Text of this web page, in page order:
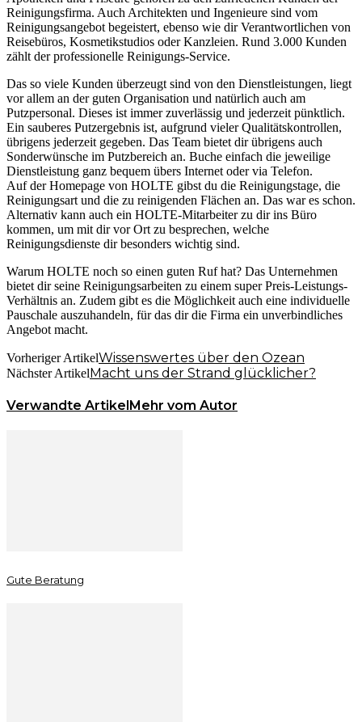
Reinigungsfirma. Auch Architekten und Ingenieure sind vom
Reinigungsangebot begeistert, ebenso wie dir Verantwortlichen von
Reisebüros, Kosmetikstudios oder Kanzleien. Rund 3.000 Kunden
zählt der professionelle Reinigungs-Service.
Das so viele Kunden überzeugt sind von den Dienstleistungen, liegt
vor allem an der guten Organisation und natürlich auch am
Putzpersonal. Dieses ist immer zuverlässig und jederzeit pünktlich.
Ein sauberes Putzergebnis ist, aufgrund vieler Qualitätskontrollen,
übrigens jederzeit gegeben. Das Team bietet dir übrigens auch
Sonderwünsche im Putzbereich an. Buche einfach die jeweilige
Dienstleistung ganz bequem übers Internet oder via Telefon.
Auf der Homepage von HOLTE gibst du die Reinigungstage, die
Reinigungsart und die zu reinigenden Flächen an. Das war es schon.
Alternativ kann auch ein HOLTE-Mitarbeiter zu dir ins Büro
kommen, um mit dir vor Ort zu besprechen, welche
Reinigungsdienste dir besonders wichtig sind.
Warum HOLTE noch so einen guten Ruf hat? Das Unternehmen
bietet dir seine Reinigungsarbeiten zu einem super Preis-Leistungs-
Verhältnis an. Zudem gibt es die Möglichkeit auch eine individuelle
Pauschale auszuhandeln, für das dir die Firma ein unverbindliches
Angebot macht.
Vorheriger ArtikelWissenswertes über den Ozean
Nächster ArtikelMacht uns der Strand glücklicher?
Verwandte ArtikelMehr vom Autor
Gute Beratung